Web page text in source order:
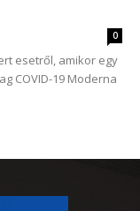
0
esetről, amikor egy
COVID-19 Moderna